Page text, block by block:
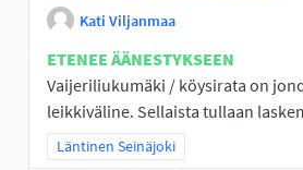
Kati Viljanmaa
ETENEE ÄÄNESTYKSEEN
Vaijeriliukumäki / köysirata on
leikkiväline. Sellaista tullaan
Rajaa tulokset teeman mukaan:
Läntinen Seinäjoki